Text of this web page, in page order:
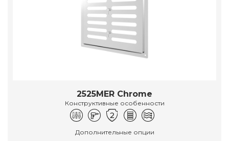
2525MER Chrome
Конструктивные особенности
Дополнительные опции